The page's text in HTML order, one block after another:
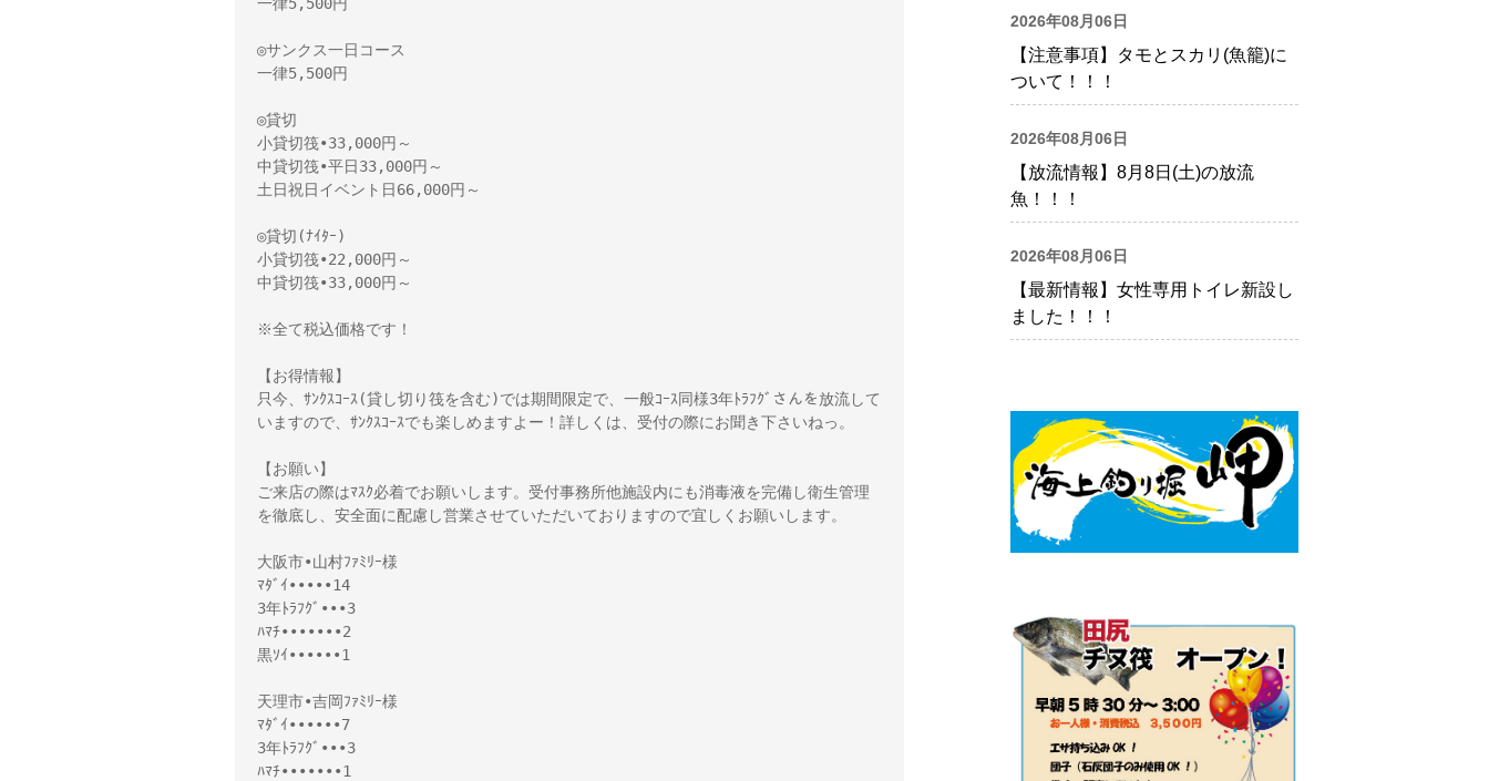
◎サンクス一日コース
一律5,500円
◎貸切
小貸切筏•33,000円～
中貸切筏•平日33,000円～
土日祝日イベント日66,000円～
◎貸切(ﾅｲﾀｰ)
小貸切筏•22,000円～
中貸切筏•33,000円～
※全て税込価格です！
【お得情報】
只今、ｻﾝｸｽｺｰｽ(貸し切り筏を含む)では期間限定で、一般ｺｰｽ同様3年ﾄﾗﾌｸﾞさんを放流して
いますので、ｻﾝｸｽｺｰｽでも楽しめますよー！詳しくは、受付の際にお聞き下さいねっ。
【お願い】
ご来店の際はﾏｽｸ必着でお願いします。受付事務所他施設内にも消毒液を完備し衛生管理
を徹底し、安全面に配慮し営業させていただいておりますので宜しくお願いします。
大阪市•山村ﾌｧﾐﾘｰ様
ﾏﾀﾞｲ•••••14
3年ﾄﾗﾌｸﾞ•••3
ﾊﾏﾁ•••••••2
黒ｿｲ••••••1
天理市•吉岡ﾌｧﾐﾘｰ様
ﾏﾀﾞｲ••••••7
3年ﾄﾗﾌｸﾞ•••3
ﾊﾏﾁ•••••••1
2026年08月06日
【注意事項】タモとスカリ(魚籠)に
ついて！！！
2026年08月06日
【放流情報】8月8日(土)の放流
魚！！！
2026年08月06日
【最新情報】女性専用トイレ新設し
ました！！！